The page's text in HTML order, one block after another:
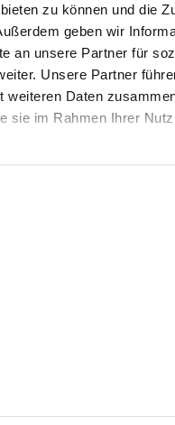
zu können und die
geben wir
an unsere Partner für
Unsere Partner
weiteren Daten
sie im Rahmen Ihrer